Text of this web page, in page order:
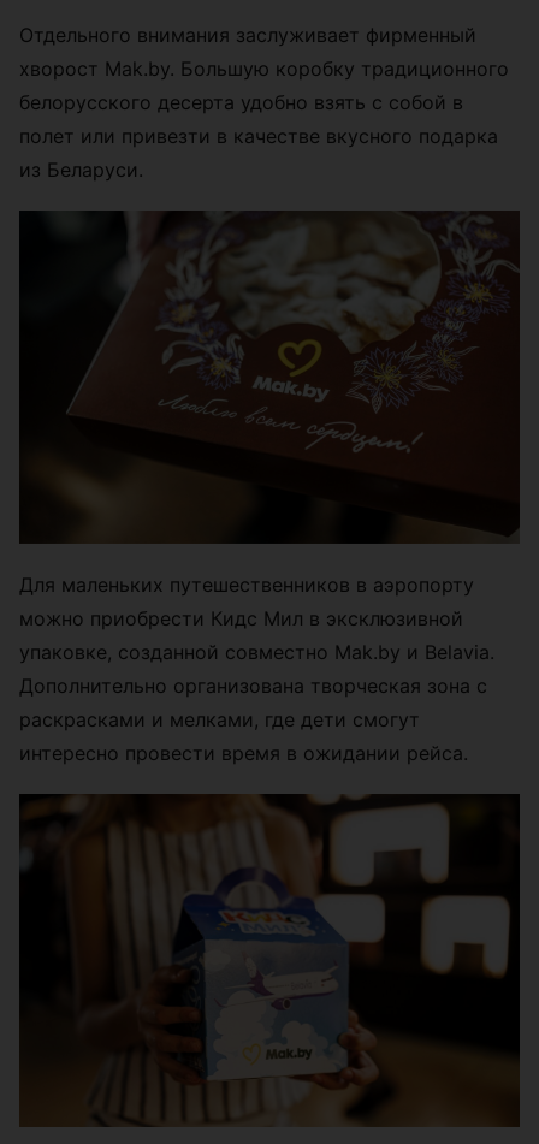
Отдельного внимания заслуживает фирменный
хворост Mak.by. Большую коробку традиционного
белорусского десерта удобно взять с собой в
полет или привезти в качестве вкусного подарка
из Беларуси.
Для маленьких путешественников в аэропорту
можно приобрести Кидс Мил в эксклюзивной
упаковке, созданной совместно Mak.by и Belavia.
Дополнительно организована творческая зона с
раскрасками и мелками, где дети смогут
интересно провести время в ожидании рейса.